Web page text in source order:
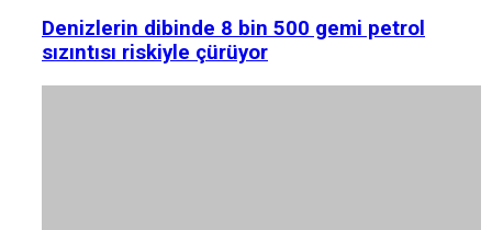
Denizlerin dibinde 8 bin 500 gemi petrol
sızıntısı riskiyle çürüyor